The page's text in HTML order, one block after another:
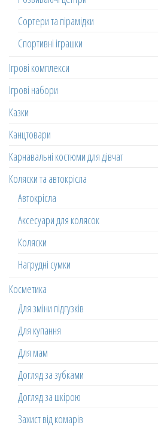
Сортери та пірамідки
Спортивні іграшки
Ігрові комплекси
Ігрові набори
Казки
Канцтовари
Карнавальні костюми для дівчат
Коляски та автокрісла
Автокрісла
Аксесуари для колясок
Коляски
Нагрудні сумки
Косметика
Для зміни підгузків
Для купання
Для мам
Догляд за зубками
Догляд за шкірою
Захист від комарів